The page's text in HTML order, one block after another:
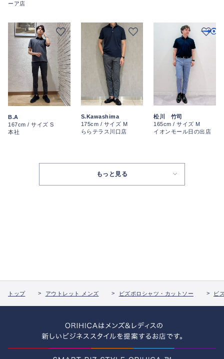
ーア店
B.A
167cm / サイズ S
本社
S.Kawashima
175cm / サイズ M
ららテラス川口店
松川 竹司
165cm / サイズ M
イオンモール日の出店
もっと見る
トップ アウトレット メンズ ビズポロシャツ・カットソー ビ